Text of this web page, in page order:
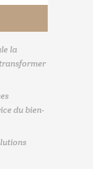
la
du bien-